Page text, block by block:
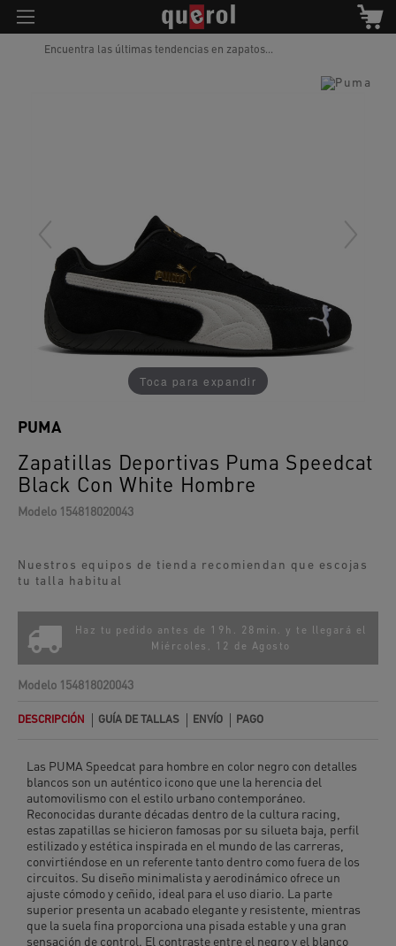
Encuentra las últimas tendencias en zapatos...
Toca para expandir
Zapatillas Deportivas Puma Speedcat
Black Con White Hombre
PUMA
Modelo 154818020043
Nuestros equipos de tienda recomiendan que escojas
tu talla habitual
Haz tu pedido antes de 19h. 28min. y te llegará el
Miércoles, 12 de Agosto
Modelo 154818020043
DESCRIPCIÓN GUÍA DE TALLAS ENVÍO PAGO
Las PUMA Speedcat para hombre en color negro con detalles
blancos son un auténtico icono que une la herencia del
automovilismo con el estilo urbano contemporáneo.
Reconocidas durante décadas dentro de la cultura racing,
estas zapatillas se hicieron famosas por su silueta baja, perfil
estilizado y estética inspirada en el mundo de las carreras,
convirtiéndose en un referente tanto dentro como fuera de los
circuitos. Su diseño minimalista y aerodinámico ofrece un
ajuste cómodo y ceñido, ideal para el uso diario. La parte
superior presenta un acabado elegante y resistente, mientras
que la suela fina proporciona una pisada estable y una gran
sensación de control. El contraste entre el negro y el blanco